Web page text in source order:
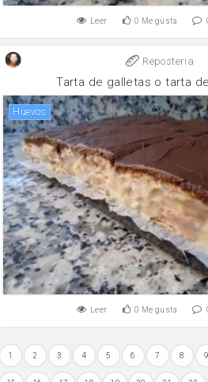
Leer 0 Me gusta
Reposteria
Tarta de galletas o tarta
huevos
Leer 0 Me gusta
1 2 3 4 5 6 7 8 9